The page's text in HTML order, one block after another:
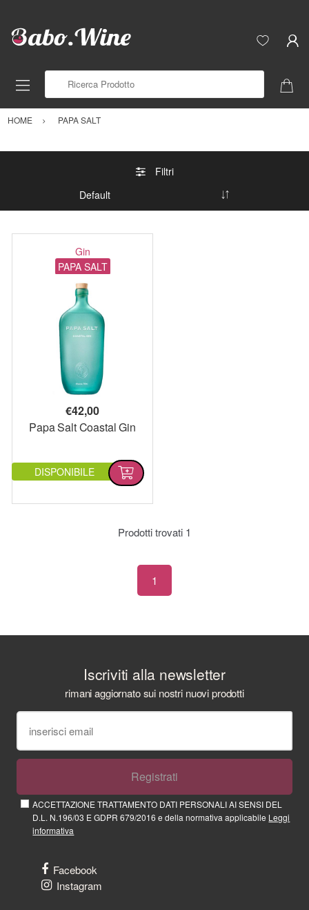
HOME PAPA SALT
Filtri
Gin
PAPA SALT
€42,00
Papa Salt Coastal Gin
DISPONIBILE
Prodotti trovati 1
1
Iscriviti alla newsletter
rimani aggiornato sui nostri nuovi prodotti
Registrati
ACCETTAZIONE TRATTAMENTO DATI PERSONALI AI SENSI DEL
D.L. N.196/03 E GDPR 679/2016 e della normativa applicabile Leggi
informativa
Facebook
Instagram